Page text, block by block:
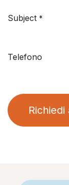
Subject *
Telefono